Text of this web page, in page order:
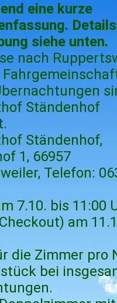
eine kurze
siehe unten.
nach
Ständenhof
Ständenhof,
1, 66957
Telefon:
7.10. bis 11:00
am
die Zimmer pro
bei